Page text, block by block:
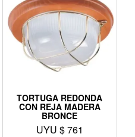
TORTUGA REDONDA
CON REJA MADERA
BRONCE
UYU $761